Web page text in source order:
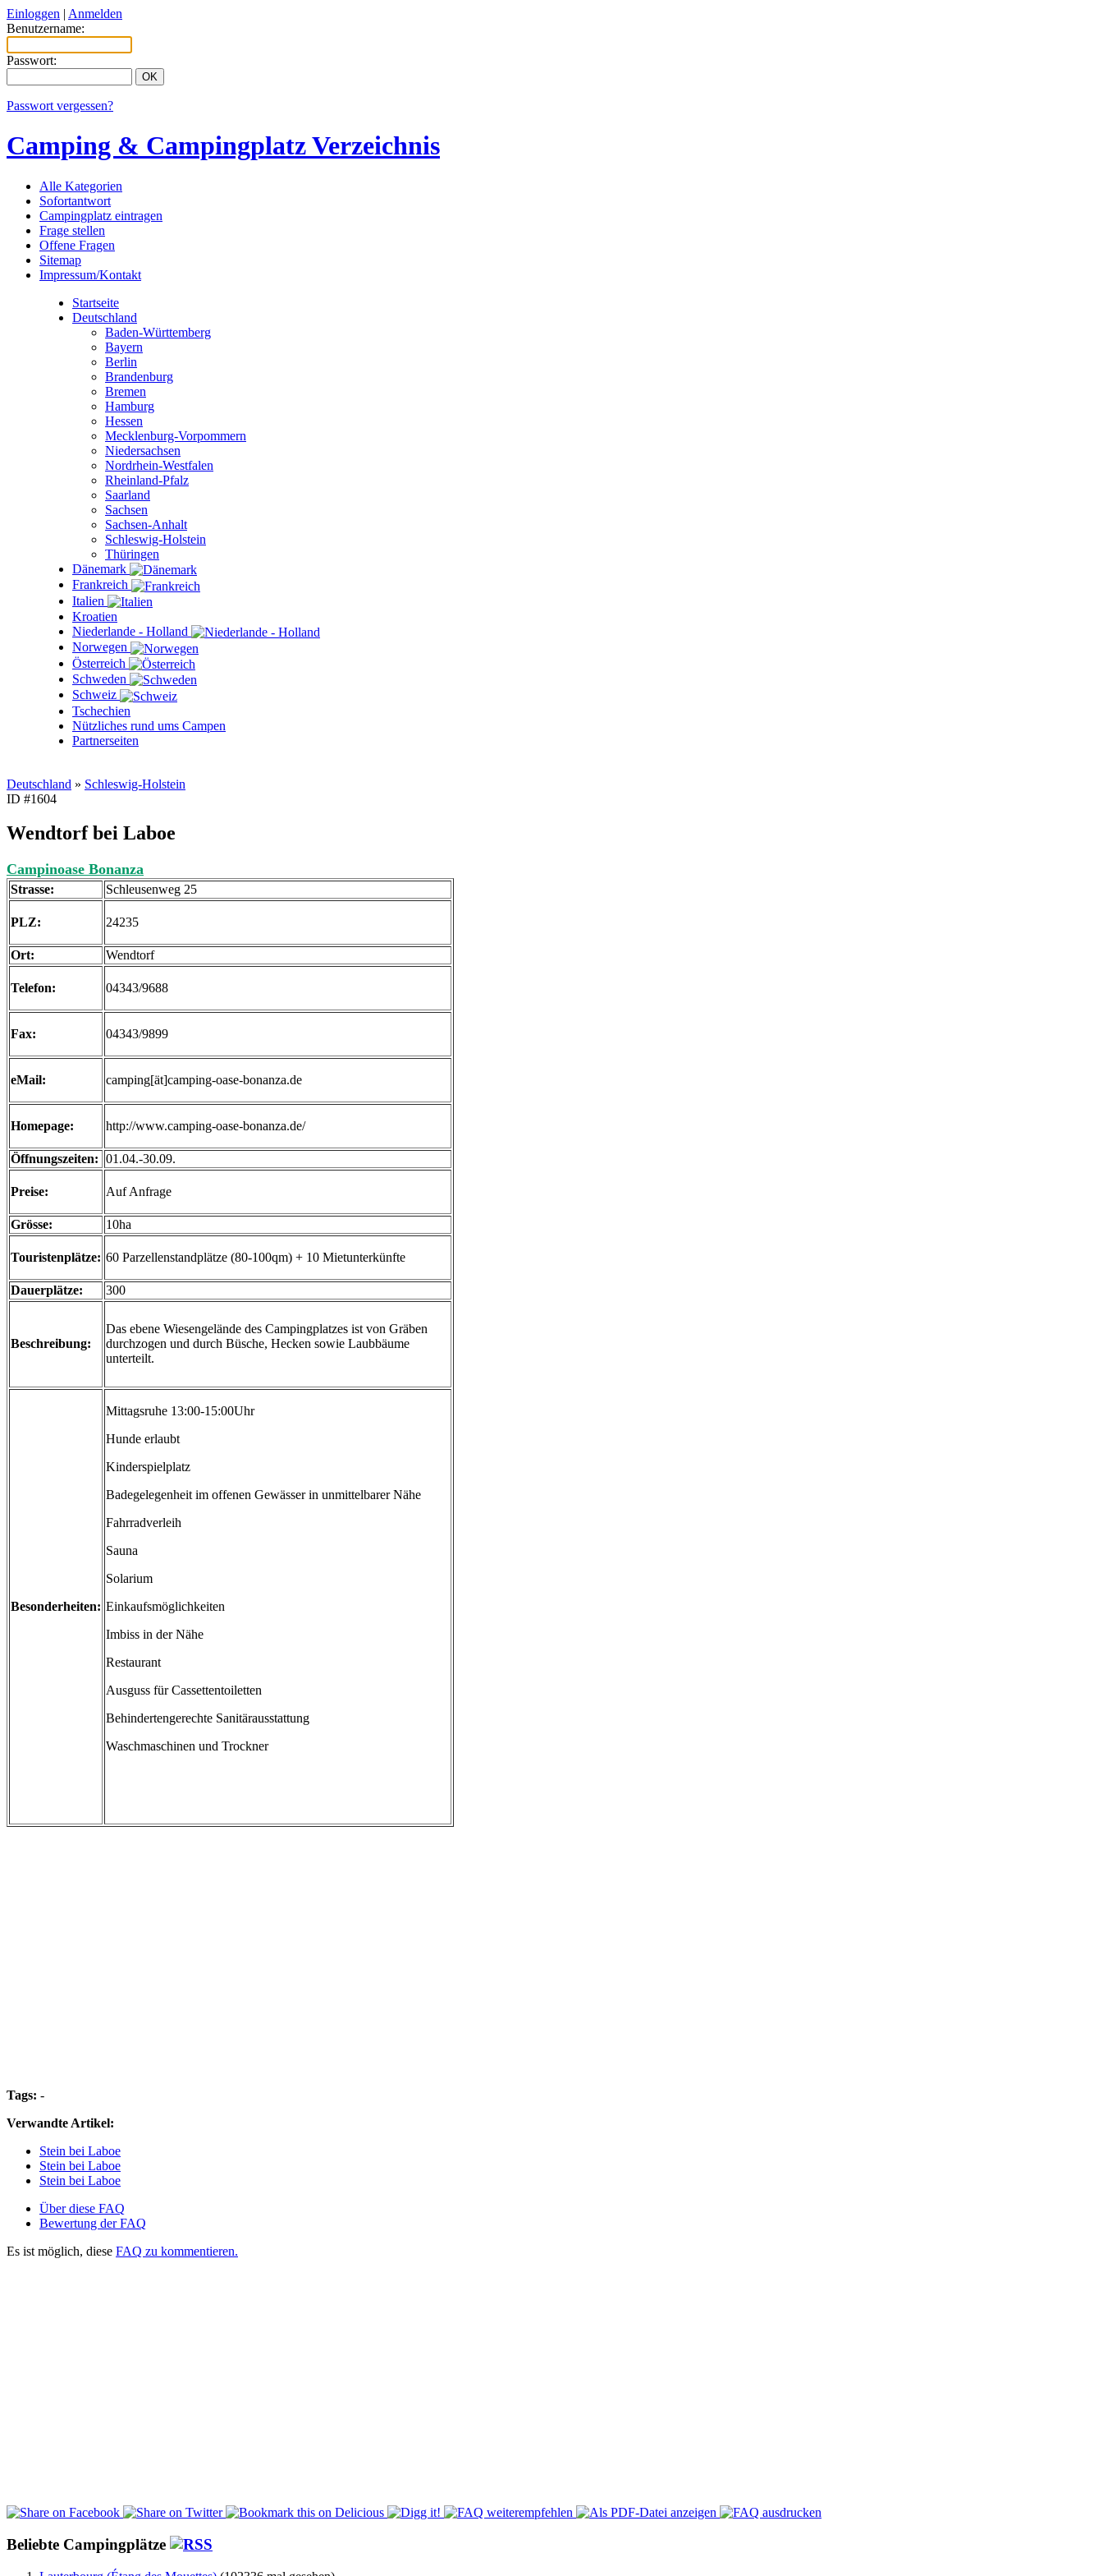
Einloggen | Anmelden
Benutzername:
Passwort:
Passwort vergessen?
Camping & Campingplatz Verzeichnis
Alle Kategorien
Sofortantwort
Campingplatz eintragen
Frage stellen
Offene Fragen
Sitemap
Impressum/Kontakt
Startseite
Deutschland
Baden-Württemberg
Bayern
Berlin
Brandenburg
Bremen
Hamburg
Hessen
Mecklenburg-Vorpommern
Niedersachsen
Nordrhein-Westfalen
Rheinland-Pfalz
Saarland
Sachsen
Sachsen-Anhalt
Schleswig-Holstein
Thüringen
Dänemark
Frankreich
Italien
Kroatien
Niederlande - Holland
Norwegen
Österreich
Schweden
Schweiz
Tschechien
Nützliches rund ums Campen
Partnerseiten
Deutschland » Schleswig-Holstein
ID #1604
Wendtorf bei Laboe
Campinoase Bonanza
Strasse: Schleusenweg 25
PLZ: 24235
Ort: Wendtorf
Telefon: 04343/9688
Fax: 04343/9899
eMail: camping[ät]camping-oase-bonanza.de
Homepage: http://www.camping-oase-bonanza.de/
Öffnungszeiten: 01.04.-30.09.
Preise: Auf Anfrage
Grösse: 10ha
Touristenplätze: 60 Parzellenstandplätze (80-100qm) + 10 Mietunterkünfte
Dauerplätze: 300
Beschreibung:
Das ebene Wiesengelände des Campingplatzes ist von Gräben
durchzogen und durch Büsche, Hecken sowie Laubbäume
unterteilt.
Besonderheiten:
Mittagsruhe 13:00-15:00Uhr
Hunde erlaubt
Kinderspielplatz
Badegelegenheit im offenen Gewässer in unmittelbarer Nähe
Fahrradverleih
Sauna
Solarium
Einkaufsmöglichkeiten
Imbiss in der Nähe
Restaurant
Ausguss für Cassettentoiletten
Behindertengerechte Sanitärausstattung
Waschmaschinen und Trockner
Tags: -
Verwandte Artikel:
Stein bei Laboe
Stein bei Laboe
Stein bei Laboe
Über diese FAQ
Bewertung der FAQ
Es ist möglich, diese FAQ zu kommentieren.
Beliebte Campingplätze